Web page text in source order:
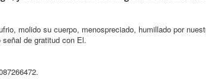
molido su cuerpo, menospreciado, humillado por
de gratitud con El.